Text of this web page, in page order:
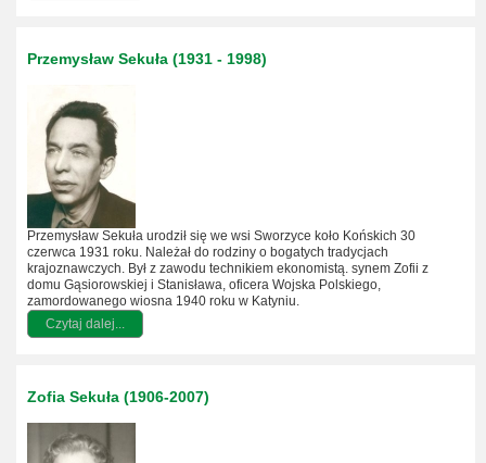
Przemysław Sekuła (1931 - 1998)
Przemysław Sekuła urodził się we wsi Sworzyce koło Końskich 30
czerwca 1931 roku. Należał do rodziny o bogatych tradycjach
krajoznawczych. Był z zawodu technikiem ekonomistą. synem Zofii z
domu Gąsiorowskiej i Stanisława, oficera Wojska Polskiego,
zamordowanego wiosna 1940 roku w Katyniu.
Czytaj dalej...
Zofia Sekuła (1906-2007)